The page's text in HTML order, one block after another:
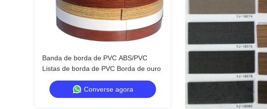
Banda de borda de PVC ABS/PVC
Listas de borda de PVC Borda de ouro
Converse agora